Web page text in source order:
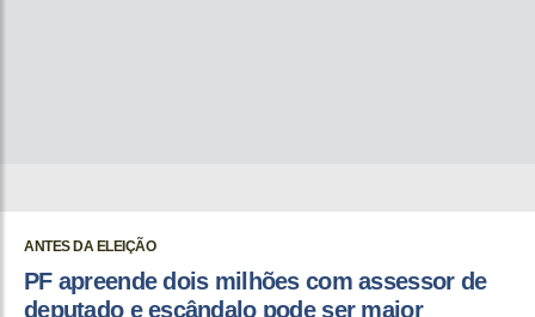
ANTES DA ELEIÇÃO
PF apreende dois milhões com assessor de
deputado e escândalo pode ser maior